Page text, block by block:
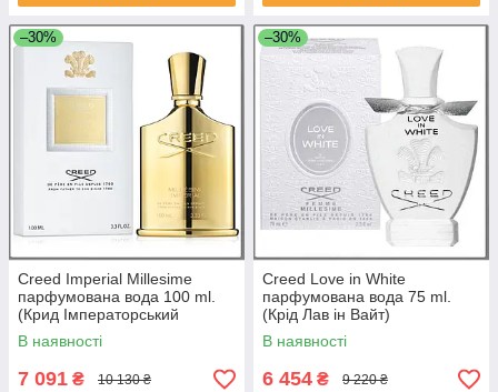
–30%
Creed Imperial Millesime
парфумована вода 100 ml.
(Крид Імператорський
Міллезем)
В наявності
7 091 ₴ 10 130 ₴
–30%
Creed Love in White
парфумована вода 75 ml.
(Крід Лав ін Вайт)
В наявності
6 454 ₴ 9 220 ₴